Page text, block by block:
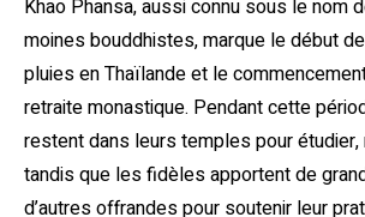
Khao Phansa, aussi connu sous le nom
moines bouddhistes, marque le début
pluies en Thaïlande et le
retraite monastique. Pendant cette
restent dans leurs temples pour
tandis que les fidèles apportent de
d’autres offrandes pour soutenir leur